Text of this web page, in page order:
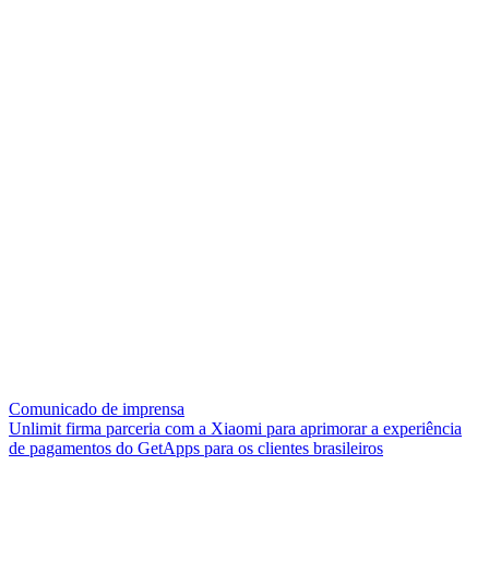
Comunicado de imprensa
Unlimit firma parceria com a Xiaomi para aprimorar a experiência
de pagamentos do GetApps para os clientes brasileiros